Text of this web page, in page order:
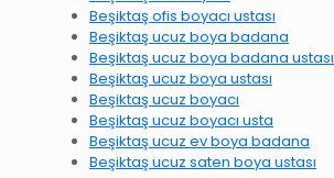
Beşiktaş ofis boyacı ustası
Beşiktaş ucuz boya badana
Beşiktaş ucuz boya badana ustası
Beşiktaş ucuz boya ustası
Beşiktaş ucuz boyacı
Beşiktaş ucuz boyacı usta
Beşiktaş ucuz ev boya badana
Beşiktaş ucuz saten boya ustası